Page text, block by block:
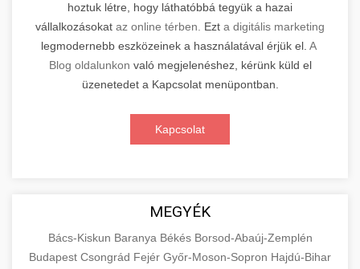
hoztuk létre, hogy láthatóbbá tegyük a hazai
vállalkozásokat az online térben. Ezt a digitális marketing
legmodernebb eszközeinek a használatával érjük el. A
Blog oldalunkon való megjelenéshez, kérünk küld el
üzenetedet a Kapcsolat menüpontban.
Kapcsolat
MEGYÉK
Bács-Kiskun Baranya Békés Borsod-Abaúj-Zemplén
Budapest Csongrád Fejér Győr-Moson-Sopron Hajdú-Bihar